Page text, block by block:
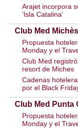
Arajet incorpora
‘Isla Catalina’
Club Med
Propuesta
Monday y el
Club Med
resort de Miches
Cadenas
por el Black
Club Med Punta
Propuesta
Monday y el